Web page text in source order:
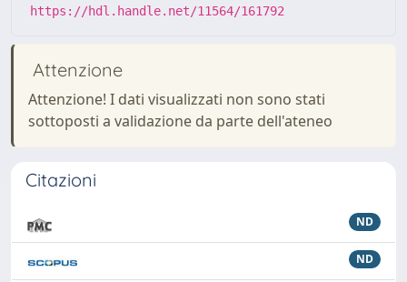
https://hdl.handle.net/11564/161792
Attenzione
Attenzione! I dati visualizzati non sono stati
sottoposti a validazione da parte dell'ateneo
Citazioni
ND
ND